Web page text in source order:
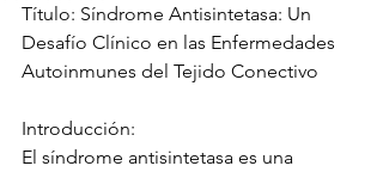
Título: Síndrome Antisintetasa: Un
Desafío Clínico en las Enfermedades
Autoinmunes del Tejido Conectivo
Introducción:
El síndrome antisintetasa es una